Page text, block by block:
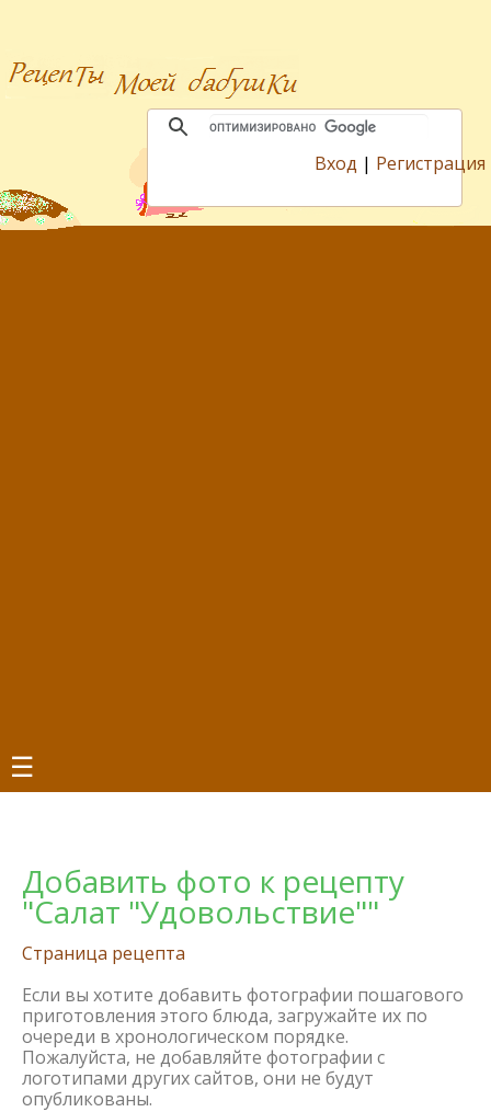
Вход | Регистрация
☰
Добавить фото к рецепту
"Салат "Удовольствие""
Страница рецепта
Если вы хотите добавить фотографии пошагового
приготовления этого блюда, загружайте их по
очереди в хронологическом порядке.
Пожалуйста, не добавляйте фотографии с
логотипами других сайтов, они не будут
опубликованы.